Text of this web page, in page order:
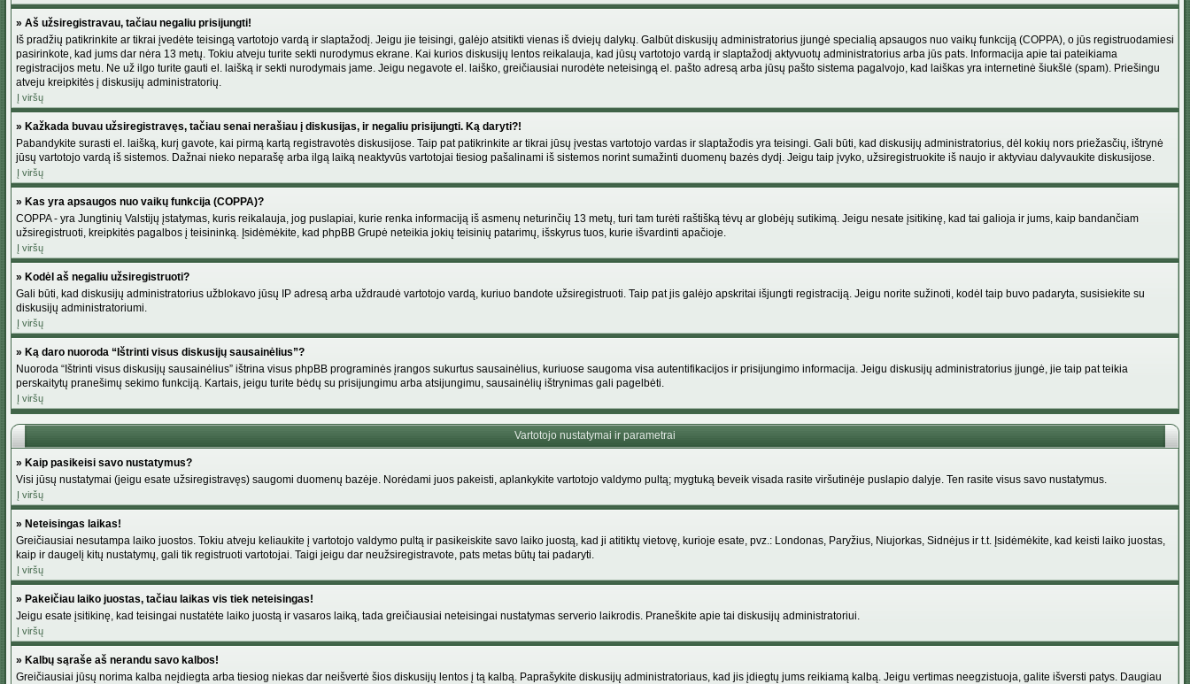
» Aš užsiregistravau, tačiau negaliu prisijungti!
Iš pradžių patikrinkite ar tikrai įvedėte teisingą vartotojo vardą ir slaptažodį. Jeigu jie teisingi, galėjo atsitikti vienas iš dviejų dalykų. Galbūt diskusijų administratorius įjungė specialią apsaugos nuo vaikų funkciją (COPPA), o jūs registruodamiesi
pasirinkote, kad jums dar nėra 13 metų. Tokiu atveju turite sekti nurodymus ekrane. Kai kurios diskusijų lentos reikalauja, kad jūsų vartotojo vardą ir slaptažodį aktyvuotų administratorius arba jūs pats. Informacija apie tai pateikiama
registracijos metu. Ne už ilgo turite gauti el. laišką ir sekti nurodymais jame. Jeigu negavote el. laiško, greičiausiai nurodėte neteisingą el. pašto adresą arba jūsų pašto sistema pagalvojo, kad laiškas yra internetinė šiukšlė (spam). Priešingu
atveju kreipkitės į diskusijų administratorių.
Į viršų
» Kažkada buvau užsiregistravęs, tačiau senai nerašiau į diskusijas, ir negaliu prisijungti. Ką daryti?!
Pabandykite surasti el. laišką, kurį gavote, kai pirmą kartą registravotės diskusijose. Taip pat patikrinkite ar tikrai jūsų įvestas vartotojo vardas ir slaptažodis yra teisingi. Gali būti, kad diskusijų administratorius, dėl kokių nors priežasčių, ištrynė
jūsų vartotojo vardą iš sistemos. Dažnai nieko neparašę arba ilgą laiką neaktyvūs vartotojai tiesiog pašalinami iš sistemos norint sumažinti duomenų bazės dydį. Jeigu taip įvyko, užsiregistruokite iš naujo ir aktyviau dalyvaukite diskusijose.
Į viršų
» Kas yra apsaugos nuo vaikų funkcija (COPPA)?
COPPA - yra Jungtinių Valstijų įstatymas, kuris reikalauja, jog puslapiai, kurie renka informaciją iš asmenų neturinčių 13 metų, turi tam turėti raštišką tėvų ar globėjų sutikimą. Jeigu nesate įsitikinę, kad tai galioja ir jums, kaip bandančiam
užsiregistruoti, kreipkitės pagalbos į teisininką. Įsidėmėkite, kad phpBB Grupė neteikia jokių teisinių patarimų, išskyrus tuos, kurie išvardinti apačioje.
Į viršų
» Kodėl aš negaliu užsiregistruoti?
Gali būti, kad diskusijų administratorius užblokavo jūsų IP adresą arba uždraudė vartotojo vardą, kuriuo bandote užsiregistruoti. Taip pat jis galėjo apskritai išjungti registraciją. Jeigu norite sužinoti, kodėl taip buvo padaryta, susisiekite su
diskusijų administratoriumi.
Į viršų
» Ką daro nuoroda “Ištrinti visus diskusijų sausainėlius”?
Nuoroda “Ištrinti visus diskusijų sausainėlius” ištrina visus phpBB programinės įrangos sukurtus sausainėlius, kuriuose saugoma visa autentifikacijos ir prisijungimo informacija. Jeigu diskusijų administratorius įjungė, jie taip pat teikia
perskaitytų pranešimų sekimo funkciją. Kartais, jeigu turite bėdų su prisijungimu arba atsijungimu, sausainėlių ištrynimas gali pagelbėti.
Į viršų
Vartotojo nustatymai ir parametrai
» Kaip pasikeisi savo nustatymus?
Visi jūsų nustatymai (jeigu esate užsiregistravęs) saugomi duomenų bazėje. Norėdami juos pakeisti, aplankykite vartotojo valdymo pultą; mygtuką beveik visada rasite viršutinėje puslapio dalyje. Ten rasite visus savo nustatymus.
Į viršų
» Neteisingas laikas!
Greičiausiai nesutampa laiko juostos. Tokiu atveju keliaukite į vartotojo valdymo pultą ir pasikeiskite savo laiko juostą, kad ji atitiktų vietovę, kurioje esate, pvz.: Londonas, Paryžius, Niujorkas, Sidnėjus ir t.t. Įsidėmėkite, kad keisti laiko juostas,
kaip ir daugelį kitų nustatymų, gali tik registruoti vartotojai. Taigi jeigu dar neužsiregistravote, pats metas būtų tai padaryti.
Į viršų
» Pakeičiau laiko juostas, tačiau laikas vis tiek neteisingas!
Jeigu esate įsitikinę, kad teisingai nustatėte laiko juostą ir vasaros laiką, tada greičiausiai neteisingai nustatymas serverio laikrodis. Praneškite apie tai diskusijų administratoriui.
Į viršų
» Kalbų sąraše aš nerandu savo kalbos!
Greičiausiai jūsų norima kalba neįdiegta arba tiesiog niekas dar neišvertė šios diskusijų lentos į tą kalbą. Paprašykite diskusijų administratoriaus, kad jis įdiegtų jums reikiamą kalbą. Jeigu vertimas neegzistuoja, galite išversti patys. Daugiau